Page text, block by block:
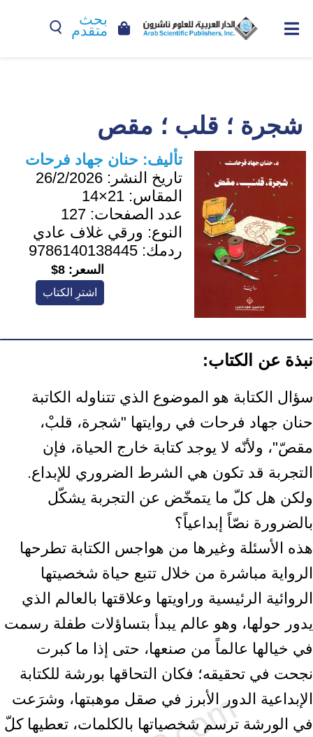
بحث
متقدم
شجرة ؛ قلب ؛ مقص
تأليف: حنان جهاد فرحات
تاريخ النشر: 26/2/2026
المقاس: 21×14
عدد الصفحات: 127
النوع: ورقي غلاف عادي
ردمك: 9786140138445
السعر: 8$
اشترِ الكتاب
نبذة عن الكتاب:
سؤال الكتابة هو الموضوع الذي تتناوله الكاتبة
حنان جهاد فرحات في روايتها "شجرة، قلبْ،
مقصّ"، ولأنّه لا يوجد كتابة خارج الحياة، فإن
التجربة قد تكون هي الشرط الضروري للإبداع.
ولكن هل كلّ ما يتمخّض عن التجربة يشكّل
بالضرورة نصّاً إبداعياً؟
هذه الأسئلة وغيرها من هواجس الكتابة تطرحها
الرواية مباشرة من خلال تتبع حياة شخصيتها
الروائية الرئيسية وراويتها وعلاقتها بالعالم الذي
يدور حولها، وهو عالم يبدأ بتساؤلات طفلة رسمت
في خيالها عالماً من صنعها، حتى إذا ما كبرت
نجحت في تحقيقه؛ فكان التحاقها بورشة للكتابة
الإبداعية الدور الأبرز في صقل موهبتها، وشرَعت
في الورشة ترسم شخصياتها بالكلمات، تعطيها كلّ